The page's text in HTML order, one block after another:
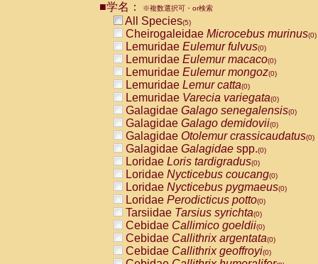
CebidaeCebus nigrivittatus
CebidaeCebus
CebidaeSaimiri boliviensis(0)
CebidaeSaimiri sciureus(0)
AtelidaeAlouatta caraya(0)
AtelidaeAlouatta fusca(0)
AtelidaeAlouatta seniculus
AtelidaeAlouattaspp.(0)
AtelidaeAteles belzebuth(0)
AtelidaeAteles geoffroyi(0)
AtelidaeAteles paniscus(0)
AtelidaeAtelesspp.(0)
Atelidae Lagothrix lagothricha
AtelidaeLagothrix lagothricha cana
PitheciidaeCacajao calvus
PitheciidaeCallicebus cupreus
PitheciidaeCallicebus donacophilus
PitheciidaeCallicebus moloch
PitheciidaeCallicebus torquatus
PitheciidaeCallicebusspp.(0)
■学名： ※複数選択可・or検索
All Species(5)
Cheirogaleidae Microcebus murinus(0)
Lemuridae Eulemur fulvus(0)
Lemuridae Eulemur macaco(0)
Lemuridae Eulemur mongoz(0)
Lemuridae Lemur catta(0)
Lemuridae Varecia variegata(0)
Galagidae Galago senegalensis(0)
Galagidae Galago demidovii(0)
Galagidae Otolemur crassicaudatus(0)
Galagidae Galagidae spp.(0)
Loridae Loris tardigradus(0)
Loridae Nycticebus coucang(0)
Loridae Nycticebus pygmaeus(0)
Loridae Perodicticus potto(0)
Tarsiidae Tarsius syrichta(0)
Cebidae Callimico goeldii(0)
Cebidae Callithrix argentata(0)
Cebidae Callithrix geoffroyi(0)